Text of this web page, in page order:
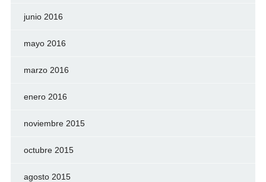
junio 2016
mayo 2016
marzo 2016
enero 2016
noviembre 2015
octubre 2015
agosto 2015